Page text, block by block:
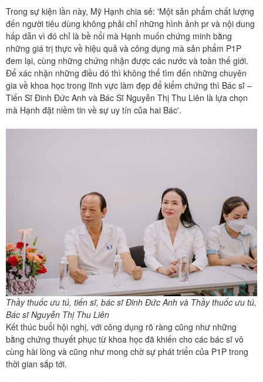
Trong sự kiện lần này, Mỹ Hạnh chia sẻ: 'Một sản phẩm chất lượng
đến người tiêu dùng không phải chỉ những hình ảnh pr và nội dung
hấp dẫn vì đó chỉ là bề nổi mà Hạnh muốn chứng minh bằng
những giá trị thực về hiệu quả và công dụng mà sản phẩm P1P
đem lại, cùng những chứng nhận được các nước và toàn thế giới.
Để xác nhận những điều đó thì không thể tìm đến những chuyên
gia về khoa học trong lĩnh vực làm đẹp để kiểm chứng thì Bác sĩ –
Tiến Sĩ Đinh Đức Anh và Bác Sĩ Nguyễn Thị Thu Liên là lựa chọn
mà Hạnh đặt niềm tin về sự uy tín của hai Bác'.
Thầy thuốc ưu tú, tiến sĩ, bác sĩ Đinh Đức Anh và Thầy thuốc ưu tú,
Bác sĩ Nguyễn Thị Thu Liên
Kết thúc buổi hội nghị, với công dụng rõ ràng cũng như những
bằng chứng thuyết phục từ khoa học đã khiến cho các bác sĩ vô
cùng hài lòng và cũng như mong chờ sự phát triển của P1P trong
thời gian sắp tới.